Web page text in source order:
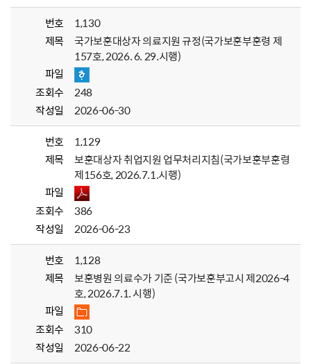
번호
1,130
제목
국가보훈대상자 의료지원 규정(국가보훈부훈령 제
157호, 2026. 6. 29.시행)
파일
조회수
248
작성일
2026-06-30
번호
1,129
제목
보훈대상자 취업지원 업무처리지침(국가보훈부훈령
제156호, 2026.7.1.시행)
파일
조회수
386
작성일
2026-06-23
번호
1,128
제목
보훈병원 의료수가 기준 (국가보훈부고시 제2026-4
호, 2026.7.1. 시행)
파일
조회수
310
작성일
2026-06-22